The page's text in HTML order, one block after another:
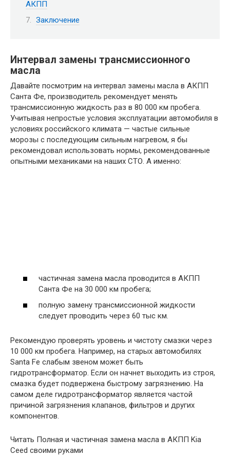
АКПП
Заключение
Интервал замены трансмиссионного
масла
Давайте посмотрим на интервал замены масла в АКПП
Санта Фе, производитель рекомендует менять
трансмиссионную жидкость раз в 80 000 км пробега.
Учитывая непростые условия эксплуатации автомобиля в
условиях российского климата — частые сильные
морозы с последующим сильным нагревом, я бы
рекомендовал использовать нормы, рекомендованные
опытными механиками на наших СТО. А именно:
частичная замена масла проводится в АКПП
Санта Фе на 30 000 км пробега;
полную замену трансмиссионной жидкости
следует проводить через 60 тыс км.
Рекомендую проверять уровень и чистоту смазки через
10 000 км пробега. Например, на старых автомобилях
Santa Fe слабым звеном может быть
гидротрансформатор. Если он начнет выходить из строя,
смазка будет подвержена быстрому загрязнению. На
самом деле гидротрансформатор является частой
причиной загрязнения клапанов, фильтров и других
компонентов.
Читать Полная и частичная замена масла в АКПП Kia
Ceed своими руками